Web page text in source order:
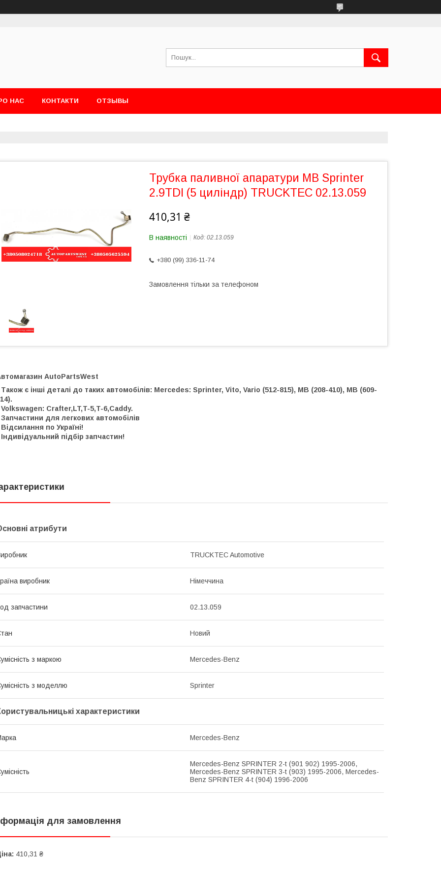
НАС КОНТАКТИ ОТЗЫВЫ
Трубка паливної апаратури MB Sprinter
2.9TDI (5 циліндр) TRUCKTEC 02.13.059
410,31 ₴
В наявності Код: 02.13.059
+380 (99) 336-11-74
Замовлення тільки за телефоном
AutoPartsWest
є інші деталі до таких автомобілів: Mercedes: Sprinter, Vito, Vario (512-815), MB (208-410), MB (609-
Crafter,LT,T-5,T-6,Caddy.
для легкових автомобілів
по Україні!
підбір запчастин!
атрибути
TRUCKTEC Automotive
виробник Німеччина
запчастини 02.13.059
Новий
з маркою Mercedes-Benz
з моделлю Sprinter
характеристики
Mercedes-Benz
Mercedes-Benz SPRINTER 2-t (901 902) 1995-2006,
Mercedes-Benz SPRINTER 3-t (903) 1995-2006, Mercedes-
Benz SPRINTER 4-t (904) 1996-2006
для замовлення
410,31 ₴